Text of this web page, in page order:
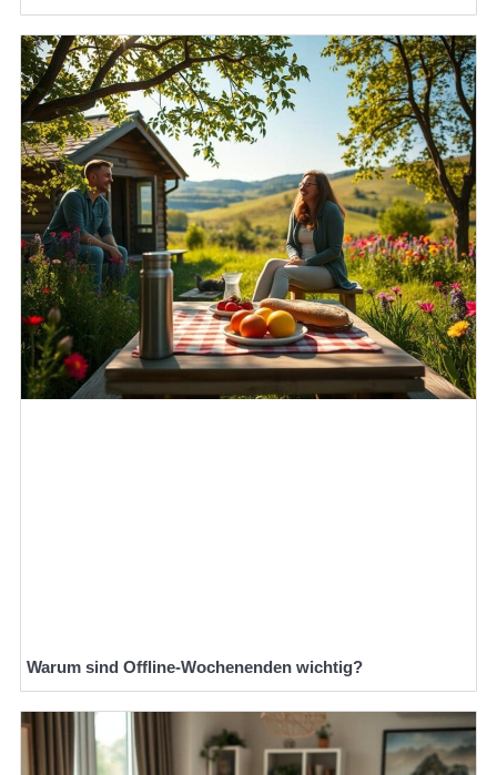
Warum sind Offline-Wochenenden wichtig?